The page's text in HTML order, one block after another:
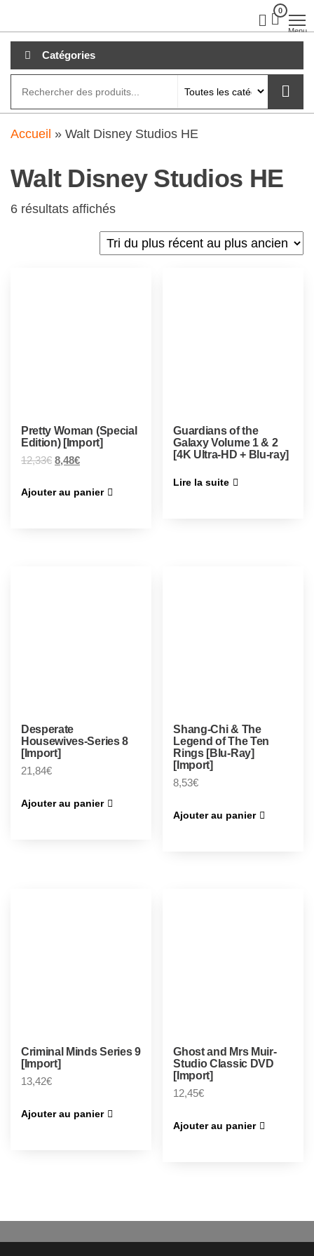
au
contenu
0
Menu
Catégories
Accueil » Walt Disney Studios HE
Walt Disney Studios HE
6 résultats affichés
Pretty Woman (Special
Edition) [Import]
12,33€ 8,48€
Ajouter au panier
Guardians of the
Galaxy Volume 1 & 2
[4K Ultra-HD + Blu-ray]
Lire la suite
Desperate
Housewives-Series 8
[Import]
21,84€
Ajouter au panier
Shang-Chi & The
Legend of The Ten
Rings [Blu-Ray]
[Import]
8,53€
Ajouter au panier
Criminal Minds Series 9
[Import]
13,42€
Ajouter au panier
Ghost and Mrs Muir-
Studio Classic DVD
[Import]
12,45€
Ajouter au panier